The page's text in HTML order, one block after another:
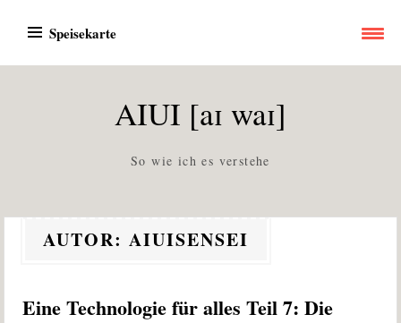
Inhalt
springen
Speisekarte
AIUI [aɪ waɪ]
So wie ich es verstehe
AUTOR:AIUISENSEI
Eine Technologie für alles Teil 7: Die